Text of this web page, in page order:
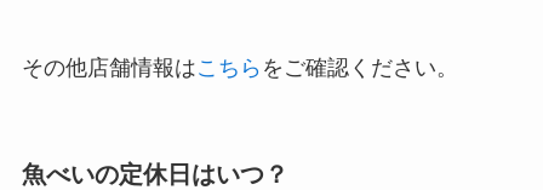
その他店舗情報はこちら をご確認ください。
魚べいの定休日はいつ？